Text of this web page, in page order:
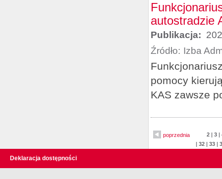
autostradzie
Publikacja:
Źródło: Izba
pomocy
KAS zawsze
poprzednia 2| 3|
| 32 | 33 |
Deklaracja dostępności